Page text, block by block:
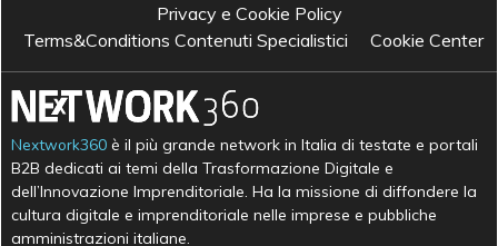
Privacy e Cookie Policy
Terms&Conditions Contenuti Specialistici
Cookie Center
Nextwork360 è il più grande network in Italia di testate e portali
B2B dedicati ai temi della Trasformazione Digitale e
dell’Innovazione Imprenditoriale. Ha la missione di diffondere la
cultura digitale e imprenditoriale nelle imprese e pubbliche
amministrazioni italiane.